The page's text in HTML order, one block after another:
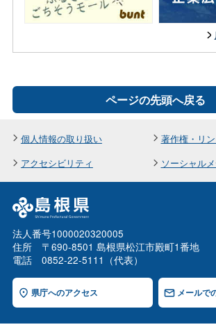
ページの先頭へ戻る
個人情報の取り扱い
著作権・リ
アクセシビリティ
ソーシャル
法人番号1000020320005
住所 〒690-8501 島根県松江市殿町1番地
電話 0852-22-5111（代表）
県庁へのアクセス メールで